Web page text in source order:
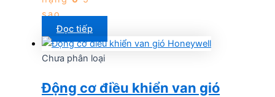
sao
Đọc tiếp
Chưa phân loại
Động cơ điều khiển van gió